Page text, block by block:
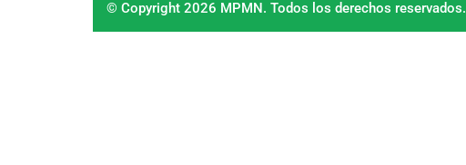
© Copyright 2026 MPMN. Todos los derechos reservados.